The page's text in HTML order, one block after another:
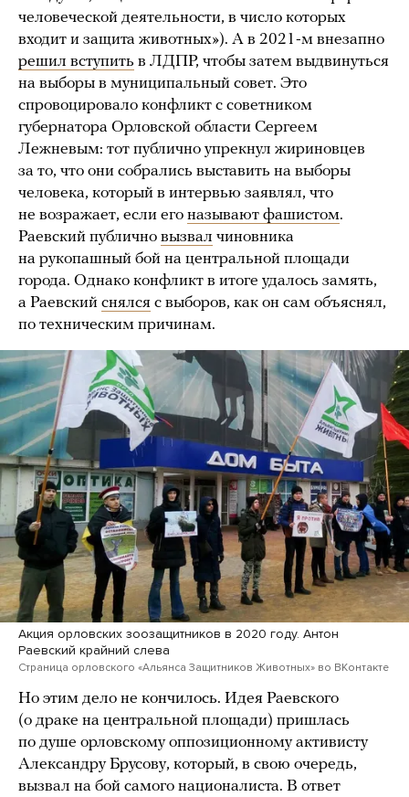
человеческой деятельности, в число которых
входит и защита животных»). А в 2021-м внезапно
решил вступить в ЛДПР, чтобы затем выдвинуться
на выборы в муниципальный совет. Это
спровоцировало конфликт с советником
губернатора Орловской области Сергеем
Лежневым: тот публично упрекнул жириновцев
за то, что они собрались выставить на выборы
человека, который в интервью заявлял, что
не возражает, если его называют фашистом.
Раевский публично вызвал чиновника
на рукопашный бой на центральной площади
города. Однако конфликт в итоге удалось замять,
а Раевский снялся с выборов, как он сам объяснял,
по техническим причинам.
Акция орловских зоозащитников в 2020 году. Антон
Раевский крайний слева
Страница орловского «Альянса Защитников Животных» во ВКонтакте
Но этим дело не кончилось. Идея Раевского
(о драке на центральной площади) пришлась
по душе орловскому оппозиционному активисту
Александру Брусову, который, в свою очередь,
вызвал на бой самого националиста. В ответ